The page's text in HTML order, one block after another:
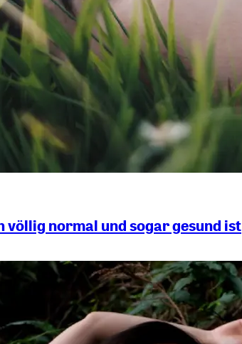
normal und sogar gesund ist